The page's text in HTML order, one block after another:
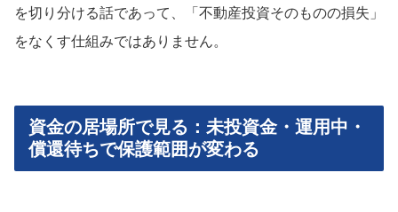
を切り分ける話であって、「不動産投資そのものの損失」
をなくす仕組みではありません。
資金の居場所で見る：未投資金・運用中・
償還待ちで保護範囲が変わる